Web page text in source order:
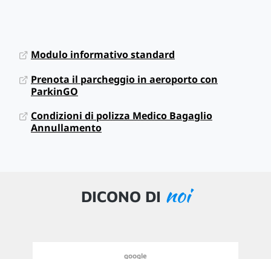
Modulo informativo standard
Prenota il parcheggio in aeroporto con
ParkinGO
Condizioni di polizza Medico Bagaglio
Annullamento
DICONO DI noi
google